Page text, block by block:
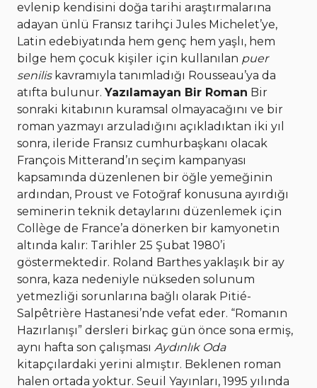
evlenip kendisini doğa tarihi araştırmalarına
adayan ünlü Fransız tarihçi Jules Michelet’ye,
Latin edebiyatında hem genç hem yaşlı, hem
bilge hem çocuk kişiler için kullanılan puer
senilis kavramıyla tanımladığı Rousseau’ya da
atıfta bulunur. Yazılamayan Bir Roman Bir
sonraki kitabının kuramsal olmayacağını ve bir
roman yazmayı arzuladığını açıkladıktan iki yıl
sonra, ileride Fransız cumhurbaşkanı olacak
François Mitterand’ın seçim kampanyası
kapsamında düzenlenen bir öğle yemeğinin
ardından, Proust ve Fotoğraf konusuna ayırdığı
seminerin teknik detaylarını düzenlemek için
Collège de France’a dönerken bir kamyonetin
altında kalır: Tarihler 25 Şubat 1980’i
göstermektedir. Roland Barthes yaklaşık bir ay
sonra, kaza nedeniyle nükseden solunum
yetmezliği sorunlarına bağlı olarak Pitié-
Salpêtrière Hastanesi’nde vefat eder. “Romanın
Hazırlanışı” dersleri birkaç gün önce sona ermiş,
aynı hafta son çalışması Aydınlık Oda
kitapçılardaki yerini almıştır. Beklenen roman
halen ortada yoktur. Seuil Yayınları, 1995 yılında